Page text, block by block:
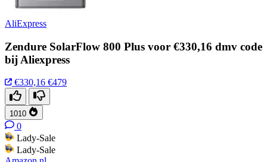
AliExpress
Zendure SolarFlow 800 Plus voor €330,16 dmv code
bij Aliexpress
€330,16 €479
1010
0
Lady-Sale
Lady-Sale